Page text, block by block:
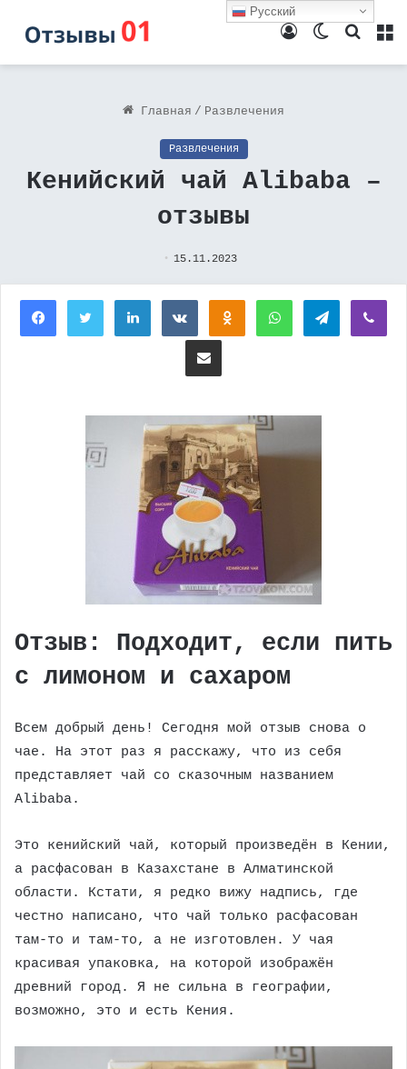
Поиск
Switch
Войти
Главная / Развлечения
Развлечения
Кенийский чай Alibaba –
отзывы
15.11.2023
FacebookTwitterLinkedInВконтактеОдноклассники
WhatsAppTelegram
Поделиться через электронную почту
Отзыв: Подходит, если пить
с лимоном и сахаром
Всем добрый день! Сегодня мой отзыв снова о
чае. На этот раз я расскажу, что из себя
представляет чай со сказочным названием
Alibaba.
Это кенийский чай, который произведён в Кении,
а расфасован в Казахстане в Алматинской
области. Кстати, я редко вижу надпись, где
честно написано, что чай только расфасован
там-то и там-то, а не изготовлен. У чая
красивая упаковка, на которой изображён
древний город. Я не сильна в географии,
возможно, это и есть Кения.
Русский